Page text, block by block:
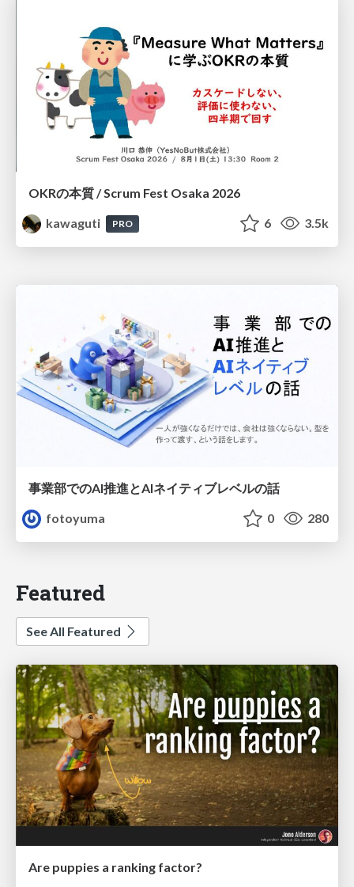
OKRの本質 / Scrum Fest Osaka 2026
kawaguti
PRO 6 3.5k
事業部でのAI推進とAIネイティブレベルの話
fotoyuma
0 280
Featured
See All Featured
Are puppies a ranking factor?